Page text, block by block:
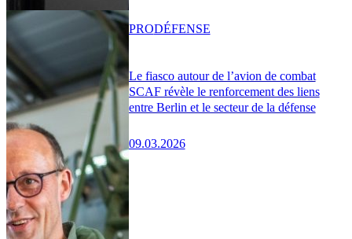
Le fiasco autour de l’avion de combat
SCAF révèle le renforcement des liens
entre Berlin et le secteur de la défense
09.03.2026
PRODÉFENSE